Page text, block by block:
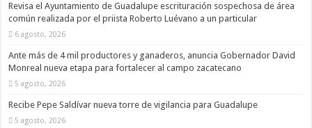
Revisa el Ayuntamiento de Guadalupe escrituración sospechosa de área
común realizada por el priista Roberto Luévano a un particular
6 agosto, 2026
Ante más de 4 mil productores y ganaderos, anuncia Gobernador David
Monreal nueva etapa para fortalecer al campo zacatecano
5 agosto, 2026
Recibe Pepe Saldívar nueva torre de vigilancia para Guadalupe
5 agosto, 2026